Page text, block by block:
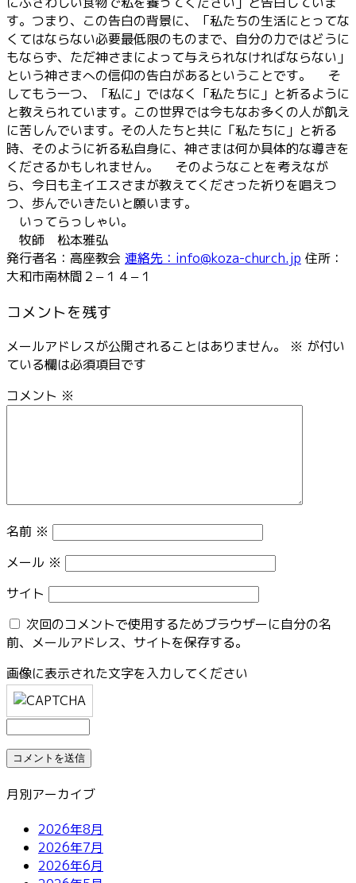
す。つまり、この告白の背景に、「私たちの生活にとってな
くてはならない必要最低限のものまで、自分の力ではどうに
もならず、ただ神さまによって与えられなければならない」
という神さまへの信仰の告白があるということです。 そ
してもう一つ、「私に」ではなく「私たちに」と祈るように
と教えられています。この世界では今もなお多くの人が飢え
に苦しんでいます。その人たちと共に「私たちに」と祈る
時、そのように祈る私自身に、神さまは何か具体的な導きを
くださるかもしれません。 そのようなことを考えなが
ら、今日も主イエスさまが教えてくださった祈りを唱えつ
つ、歩んでいきたいと願います。
いってらっしゃい。
牧師 松本雅弘
発行者名：高座教会 連絡先：info@koza-church.jp 住所：
大和市南林間２−１４−１
コメントを残す
メールアドレスが公開されることはありません。 ※ が付い
ている欄は必須項目です
コメント ※
名前 ※
メール ※
サイト
次回のコメントで使用するためブラウザーに自分の名
前、メールアドレス、サイトを保存する。
画像に表示された文字を入力してください
月別アーカイブ
2026年8月
2026年7月
2026年6月